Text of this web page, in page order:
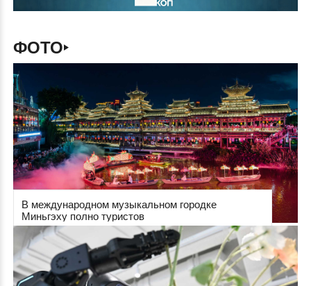
В международном музыкальном городке
Миньгэху полно туристов